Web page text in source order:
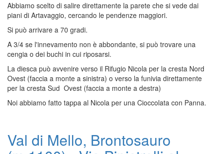
Artavaggio
-
Monte
Sodadura
-
Parete
Ovest
Abbiamo scelto di salire direttamente la parete che si vede dai
piani di Artavaggio, cercando le pendenze maggiori.
Si può arrivare a 70 gradi.
A 3/4 se l'innevamento non è abbondante, si può trovare una
cengia o dei buchi in cui riposarsi.
La diesca può avvenire verso il Rifugio Nicola per la cresta Nord
Ovest (faccia a monte a sinistra) o verso la funivia direttamente
per la cresta Sud Ovest (faccia a monte a destra)
Noi abbiamo fatto tappa al Nicola per una Cioccolata con Panna.
Val di Mello, Brontosauro